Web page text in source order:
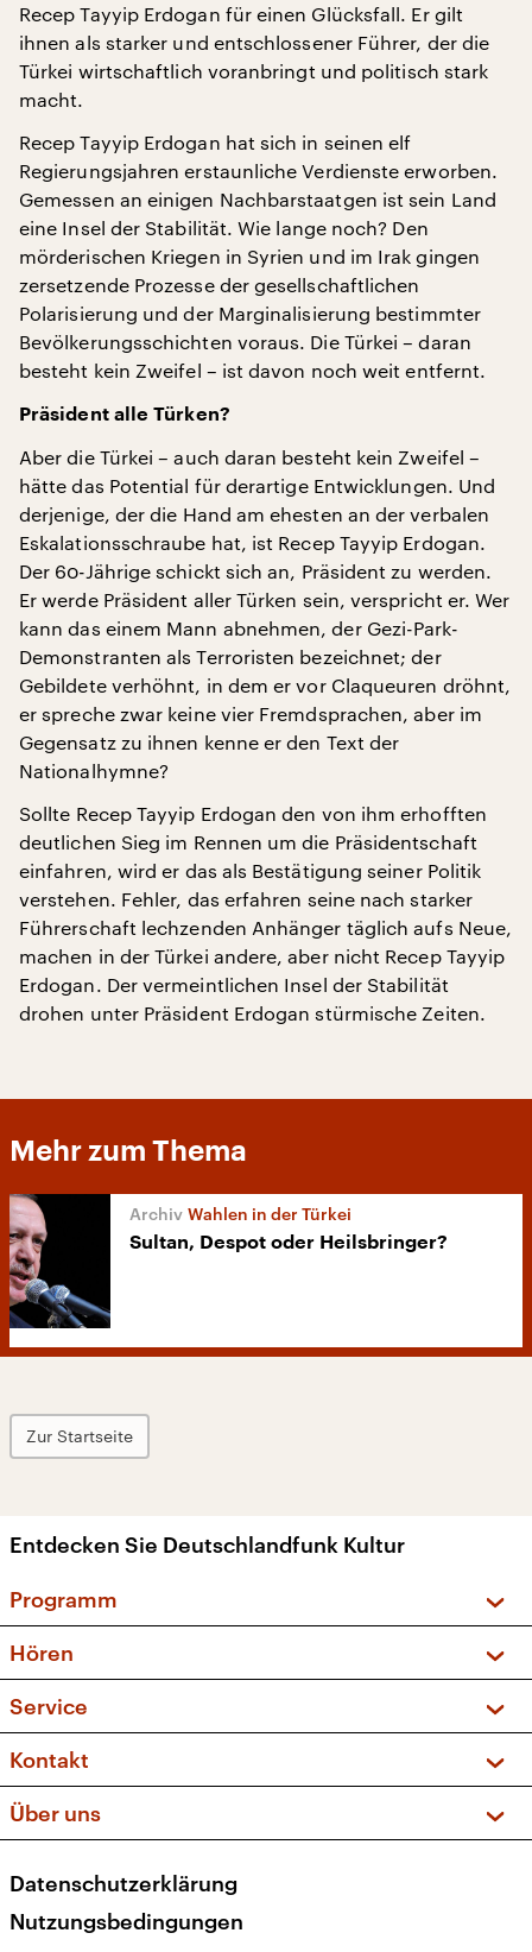
Recep Tayyip Erdogan für einen Glücksfall. Er gilt
ihnen als starker und entschlossener Führer, der die
Türkei wirtschaftlich voranbringt und politisch stark
macht.
Recep Tayyip Erdogan hat sich in seinen elf
Regierungsjahren erstaunliche Verdienste erworben.
Gemessen an einigen Nachbarstaatgen ist sein Land
eine Insel der Stabilität. Wie lange noch? Den
mörderischen Kriegen in Syrien und im Irak gingen
zersetzende Prozesse der gesellschaftlichen
Polarisierung und der Marginalisierung bestimmter
Bevölkerungsschichten voraus. Die Türkei – daran
besteht kein Zweifel – ist davon noch weit entfernt.
Präsident alle Türken?
Aber die Türkei – auch daran besteht kein Zweifel –
hätte das Potential für derartige Entwicklungen. Und
derjenige, der die Hand am ehesten an der verbalen
Eskalationsschraube hat, ist Recep Tayyip Erdogan.
Der 60-Jährige schickt sich an, Präsident zu werden.
Er werde Präsident aller Türken sein, verspricht er. Wer
kann das einem Mann abnehmen, der Gezi-Park-
Demonstranten als Terroristen bezeichnet; der
Gebildete verhöhnt, in dem er vor Claqueuren dröhnt,
er spreche zwar keine vier Fremdsprachen, aber im
Gegensatz zu ihnen kenne er den Text der
Nationalhymne?
Sollte Recep Tayyip Erdogan den von ihm erhofften
deutlichen Sieg im Rennen um die Präsidentschaft
einfahren, wird er das als Bestätigung seiner Politik
verstehen. Fehler, das erfahren seine nach starker
Führerschaft lechzenden Anhänger täglich aufs Neue,
machen in der Türkei andere, aber nicht Recep Tayyip
Erdogan. Der vermeintlichen Insel der Stabilität
drohen unter Präsident Erdogan stürmische Zeiten.
Mehr zum Thema
Wahlen in der Türkei
Sultan, Despot oder Heilsbringer?
Zur Startseite
Entdecken Sie Deutschlandfunk Kultur
Programm
Sendungen und Podcasts
Musikliste
Kakadu – Das Kinderprogramm
Hören
Frequenzen (UKW + DAB+)
Service
FAQ
Apps
Newsletter
Veranstaltungen
Kontakt
Social Media
Über uns
Presse
Karriere
Datenschutzerklärung
Nutzungsbedingungen